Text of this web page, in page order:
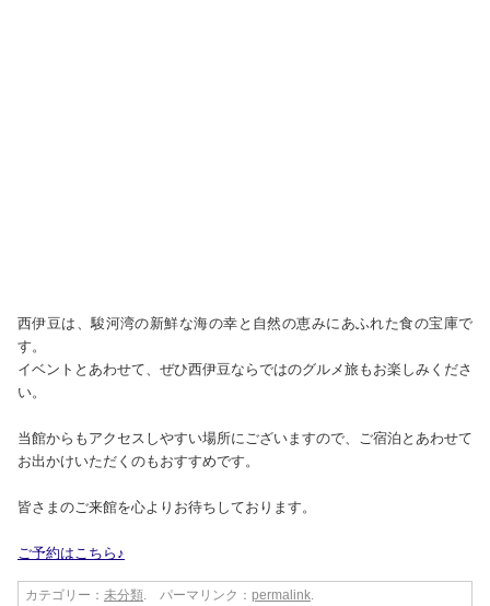
西伊豆は、駿河湾の新鮮な海の幸と自然の恵みにあふれた食の宝庫で
す。
イベントとあわせて、ぜひ西伊豆ならではのグルメ旅もお楽しみくださ
い。
当館からもアクセスしやすい場所にございますので、ご宿泊とあわせて
お出かけいただくのもおすすめです。
皆さまのご来館を心よりお待ちしております。
ご予約はこちら♪
カテゴリー： 未分類. パーマリンク： permalink.